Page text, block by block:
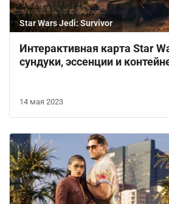
Star Wars Jedi: Survivor
Интерактивная карта Star
сундуки, эссенции и
14 мая 2023